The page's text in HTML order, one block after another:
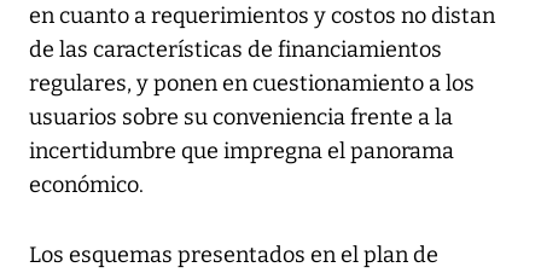
en cuanto a requerimientos y costos no distan
de las características de financiamientos
regulares, y ponen en cuestionamiento a los
usuarios sobre su conveniencia frente a la
incertidumbre que impregna el panorama
económico.
Los esquemas presentados en el plan de